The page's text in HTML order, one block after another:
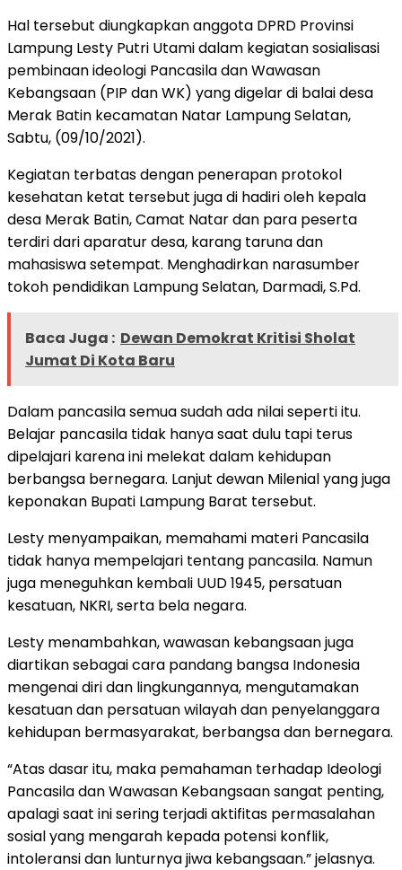
Hal tersebut diungkapkan anggota DPRD Provinsi
Lampung Lesty Putri Utami dalam kegiatan sosialisasi
pembinaan ideologi Pancasila dan Wawasan
Kebangsaan (PIP dan WK) yang digelar di balai desa
Merak Batin kecamatan Natar Lampung Selatan,
Sabtu, (09/10/2021).
Kegiatan terbatas dengan penerapan protokol
kesehatan ketat tersebut juga di hadiri oleh kepala
desa Merak Batin, Camat Natar dan para peserta
terdiri dari aparatur desa, karang taruna dan
mahasiswa setempat. Menghadirkan narasumber
tokoh pendidikan Lampung Selatan, Darmadi, S.Pd.
Baca Juga : Dewan Demokrat Kritisi Sholat
Jumat Di Kota Baru
Dalam pancasila semua sudah ada nilai seperti itu.
Belajar pancasila tidak hanya saat dulu tapi terus
dipelajari karena ini melekat dalam kehidupan
berbangsa bernegara. Lanjut dewan Milenial yang juga
keponakan Bupati Lampung Barat tersebut.
Lesty menyampaikan, memahami materi Pancasila
tidak hanya mempelajari tentang pancasila. Namun
juga meneguhkan kembali UUD 1945, persatuan
kesatuan, NKRI, serta bela negara.
Lesty menambahkan, wawasan kebangsaan juga
diartikan sebagai cara pandang bangsa Indonesia
mengenai diri dan lingkungannya, mengutamakan
kesatuan dan persatuan wilayah dan penyelanggara
kehidupan bermasyarakat, berbangsa dan bernegara.
“Atas dasar itu, maka pemahaman terhadap Ideologi
Pancasila dan Wawasan Kebangsaan sangat penting,
apalagi saat ini sering terjadi aktifitas permasalahan
sosial yang mengarah kepada potensi konflik,
intoleransi dan lunturnya jiwa kebangsaan.” jelasnya.